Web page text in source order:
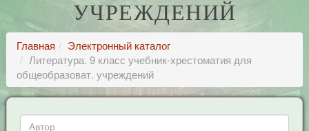
УЧРЕЖДЕНИЙ
Главная
Электронный каталог
Литература. 9 класс учебник-хрестоматия для
общеобразоват. учреждений